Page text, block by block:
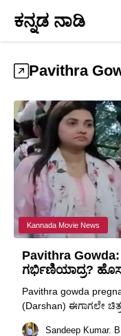
content
ಕನ್ನಡ ನಾಡಿ
Pavithra
Kannada Movie News
Pavithra Gowda:
ಗರ್ಭಿಣಿಯಾದ್ರ?
Pavithra gowda
(Darshan) ಈಗಾಗಲೇ
Sandeep Kumar. B